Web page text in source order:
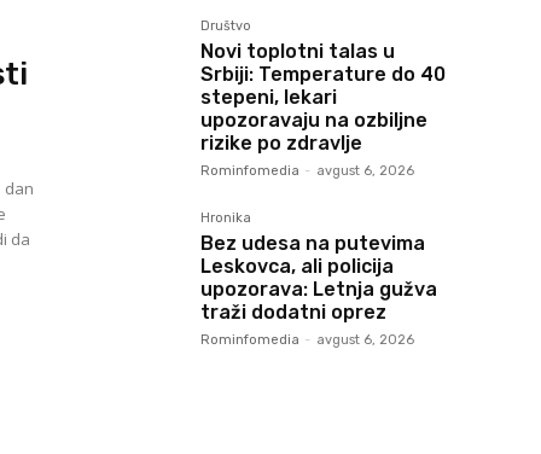
dan
da
Društvo
Novi toplotni talas u
Srbiji: Temperature do 40
stepeni, lekari
upozoravaju na ozbiljne
rizike po zdravlje
Rominfomedia - avgust 6, 2026
Hronika
Bez udesa na putevima
Leskovca, ali policija
upozorava: Letnja gužva
traži dodatni oprez
Rominfomedia - avgust 6, 2026